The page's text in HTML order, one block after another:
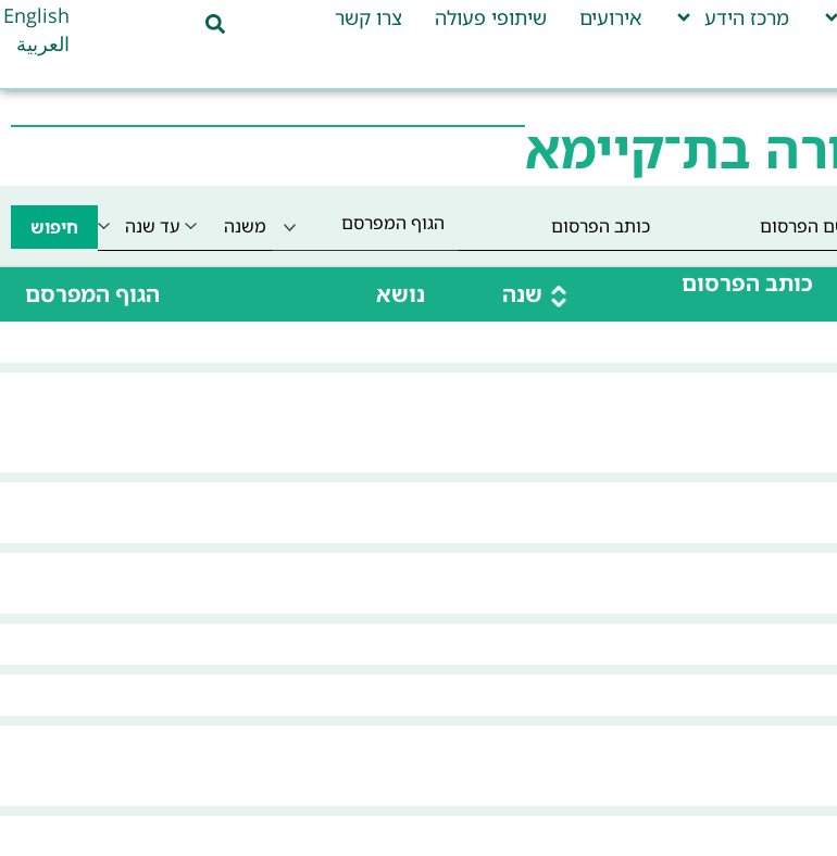
מרכז הידע אירועים שיתופי פעולה צרו קשר
English
العربية
בת־קיימא
הגוף המפרסם חיפוש
כותב הפרסום שנה נושא הגוף המפרסם